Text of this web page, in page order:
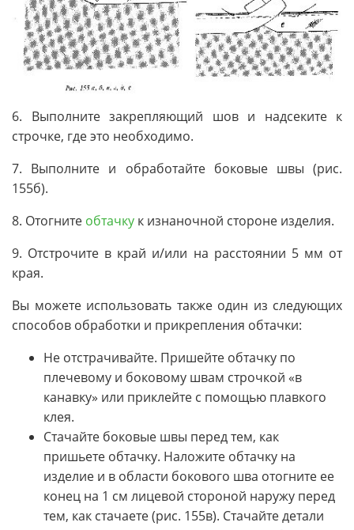
6. Выполните закрепляющий шов и надсеките к
строчке, где это необходимо.
7. Выполните и обработайте боковые швы (рис.
155б).
8. Отогните обтачку к изнаночной стороне изделия.
9. Отстрочите в край и/или на расстоянии 5 мм от
края.
Вы можете использовать также один из следующих
способов обработки и прикрепления обтачки:
Не отстрачивайте. Пришейте обтачку по
плечевому и боковому швам строчкой «в
канавку» или приклейте с помощью плавкого
клея.
Стачайте боковые швы перед тем, как
пришьете обтачку. Наложите обтачку на
изделие и в области бокового шва отогните ее
конец на 1 см лицевой стороной наружу перед
тем, как стачаете (рис. 155в). Стачайте детали